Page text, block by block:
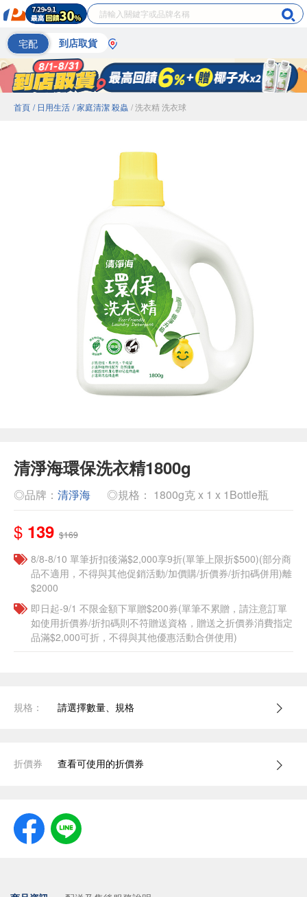
宅配 到店取貨
首頁 / 日用生活 / 家庭清潔 殺蟲 / 洗衣精 洗衣球
清淨海環保洗衣精1800g
◎品牌： 清淨海 ◎規格： 1800g克 x 1 x 1Bottle瓶
$ 139 $169
8/8-8/10 單筆折扣後滿$2,000享9折(單筆上限折$500)(部分商
品不適用，不得與其他促銷活動/加價購/折價券/折扣碼併用)離
$2000
即日起-9/1 不限金額下單贈$200券(單筆不累贈，請注意訂單
如使用折價券/折扣碼則不符贈送資格，贈送之折價券消費指定
品滿$2,000可折，不得與其他優惠活動合併使用)
規格： 請選擇數量、規格
折價券 查看可使用的折價券